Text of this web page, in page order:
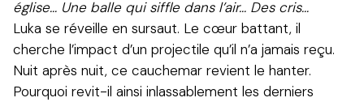
église… Une balle qui siffle dans l’air… Des cris…
Luka se réveille en sursaut. Le cœur battant, il
cherche l’impact d’un projectile qu’il n’a jamais reçu.
Nuit après nuit, ce cauchemar revient le hanter.
Pourquoi revit-il ainsi inlassablement les derniers